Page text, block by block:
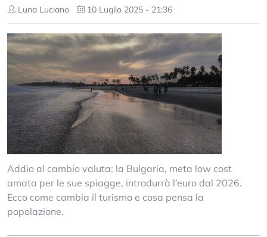
Luna Luciano 10 Luglio 2025 - 21:36
Addio al cambio valuta: la Bulgaria, meta low cost
amata per le sue spiagge, introdurrà l’euro dal 2026.
Ecco come cambia il turismo e cosa pensa la
popolazione.